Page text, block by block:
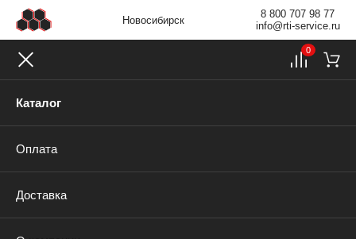
Новосибирск
8 800 707 98 77
info@rti-service.ru
Каталог
Оплата
Доставка
0